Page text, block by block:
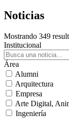
Noticias
Mostrando 349
Institucional
Área
Alumni
Arquitectura
Empresa
Arte Digital,
Ingeniería